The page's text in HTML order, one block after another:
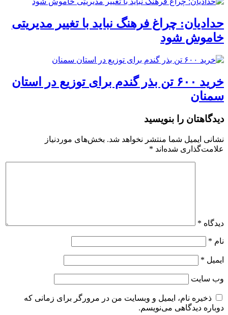
حدادیان: چراغ فرهنگ نباید با تغییر مدیریتی
خاموش شود
خرید ۶۰۰ تن بذر گندم برای توزیع در استان
سمنان
دیدگاهتان را بنویسید
نشانی ایمیل شما منتشر نخواهد شد. بخش‌های موردنیاز
علامت‌گذاری شده‌اند *
دیدگاه *
نام *
ایمیل *
وب‌ سایت
ذخیره نام، ایمیل و وبسایت من در مرورگر برای زمانی که
دوباره دیدگاهی می‌نویسم.